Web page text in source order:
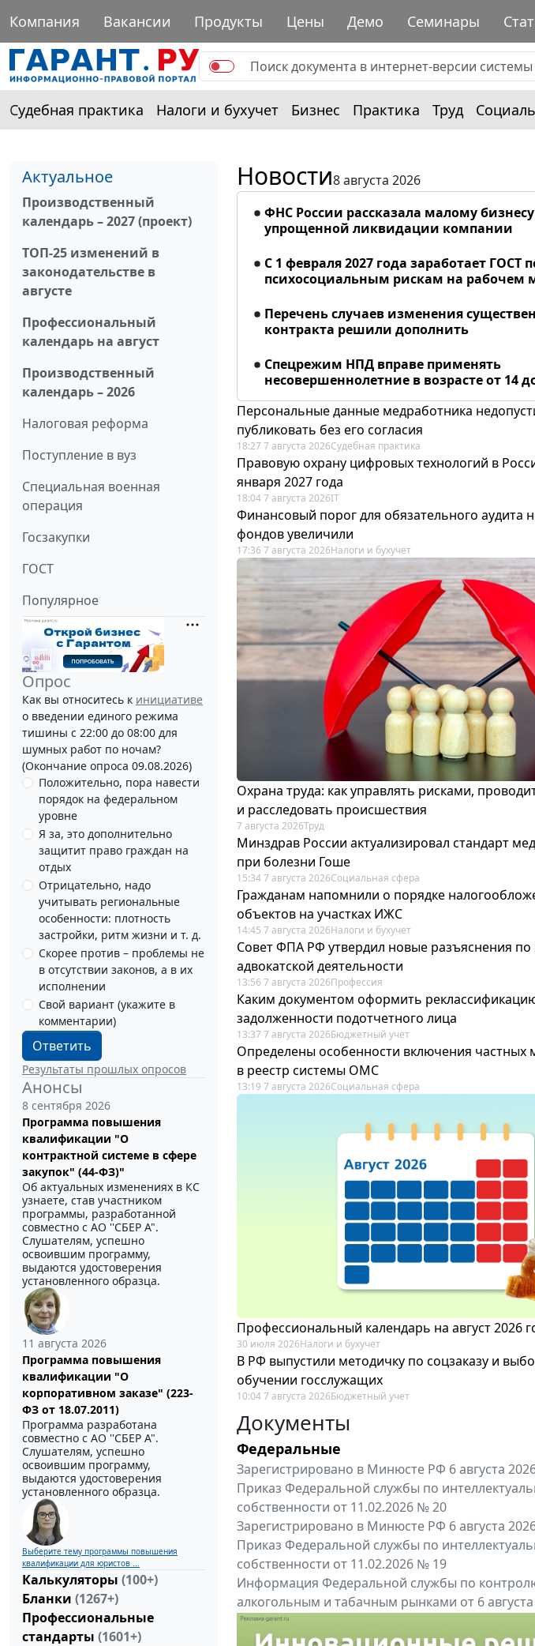
Компания Вакансии Продукты Цены Демо Семинары
Судебная практика Налоги и бухучет Бизнес Практика Труд
Актуальное
Производственный
календарь – 2027 (проект)
ТОП-25 изменений в
законодательстве в
августе
Профессиональный
календарь на август
Производственный
календарь – 2026
Налоговая реформа
Поступление в вуз
Специальная военная
операция
Госзакупки
ГОСТ
Популярное
Опрос
Как вы относитесь к инициативе
о введении единого режима
тишины с 22:00 до 08:00 для
шумных работ по ночам?
(Окончание опроса 09.08.2026)
Положительно, пора навести
порядок на федеральном
уровне
Я за, это дополнительно
защитит право граждан на
отдых
Отрицательно, надо
учитывать региональные
особенности: плотность
застройки, ритм жизни и т. д.
Скорее против – проблемы не
в отсутствии законов, а в их
исполнении
Свой вариант (укажите в
комментарии)
Ответить
Результаты прошлых опросов
Анонсы
8 сентября 2026
Программа повышения
квалификации "О
контрактной системе в сфере
закупок" (44-ФЗ)"
Об актуальных изменениях в КС
узнаете, став участником
программы, разработанной
совместно с АО ''СБЕР А".
Слушателям, успешно
освоившим программу,
выдаются удостоверения
установленного образца.
11 августа 2026
Программа повышения
квалификации "О
корпоративном заказе" (223-
ФЗ от 18.07.2011)
Программа разработана
совместно с АО ''СБЕР А".
Слушателям, успешно
освоившим программу,
выдаются удостоверения
установленного образца.
Выберите тему программы повышения
квалификации для юристов ...
Калькуляторы (100+)
Бланки (1267+)
Профессиональные
стандарты (1601+)
Новости8 августа 2026
ФНС России рассказала малому
упрощенной ликвидации компании
С 1 февраля 2027 года заработает ГОСТ
психосоциальным рискам на рабочем
Перечень случаев изменения
контракта решили дополнить
Спецрежим НПД вправе применять
несовершеннолетние в возрасте от 14
Персональные данные медработника
публиковать без его согласия
18:27 7 августа 2026Судебная практика
Правовую охрану цифровых технологий в
января 2027 года
18:04 7 августа 2026IT
Финансовый порог для обязательного аудита
фондов увеличили
17:36 7 августа 2026Налоги и бухучет
Охрана труда: как управлять рисками,
и расследовать происшествия
7 августа 2026Труд
Минздрав России актуализировал стандарт
при болезни Гоше
15:34 7 августа 2026Социальная сфера
Гражданам напомнили о порядке
объектов на участках ИЖС
14:45 7 августа 2026Налоги и бухучет
Совет ФПА РФ утвердил новые разъяснения
адвокатской деятельности
13:56 7 августа 2026Профессия
Каким документом оформить
задолженности подотчетного лица
13:37 7 августа 2026Бюджетный учет
Определены особенности включения частных
в реестр системы ОМС
13:19 7 августа 2026Социальная сфера
Профессиональный календарь на август 2026
30 июля 2026Налоги и бухучет
В РФ выпустили методичку по соцзаказу и
обучении госслужащих
10:04 7 августа 2026Бюджетный учет
Документы
Федеральные
Зарегистрировано в Минюсте РФ 6 августа
Приказ Федеральной службы по
собственности от 11.02.2026 № 20
Зарегистрировано в Минюсте РФ 6 августа
Приказ Федеральной службы по
собственности от 11.02.2026 № 19
Информация Федеральной службы по
алкогольным и табачным рынками от 6 августа
"Вниманию производителей и импортёров
Все федеральные документы